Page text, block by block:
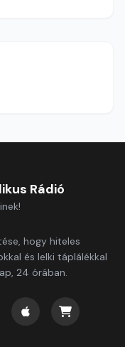
Rádió
hogy hiteles
és lelki táplálékkal
24 órában.